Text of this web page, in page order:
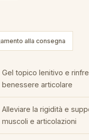
alla consegna
Gel topico lenitivo e
benessere articolare
Alleviare la rigidità e
muscoli e articolazioni